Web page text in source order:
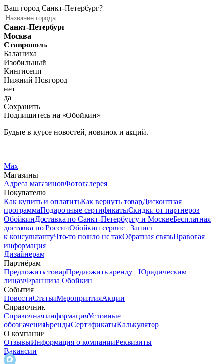
Ваш город Санкт-Петербург?
Санкт-Петербург
Москва
Ставрополь
Балашиха
Изобильный
Кингисепп
Нижний Новгород
нет
да
Сохранить
Подпишитесь на «Обойкин»
Будьте в курсе новостей, новинок и акций.
Max
Магазины
Адреса магазиновФотогалерея
Покупателю
Как купить и оплатитьКак вернуть товарДисконтная
программаПодарочные сертификатыСкидки от партнеров
ОбойкинДоставка по Санкт-Петербургу и МосквеБесплатная
доставка по РоссииОбойкин сервис
Запись
к консультантуЧто-то пошло не такОбратная связьПравовая
информация
Дизайнерам
Партнёрам
Предложить товарПредложить аренду
Юридическим
лицамФраншиза Обойкин
События
НовостиСтатьиМероприятияАкции
Справочник
Справочная информацияУсловные
обозначенияБрендыСертификатыКалькулятор
О компании
ОтзывыИнформация о компанииРеквизиты
Вакансии